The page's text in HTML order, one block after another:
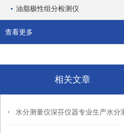
油脂极性组分检测仪
查看更多
相关文章